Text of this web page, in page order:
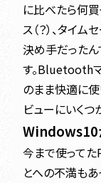
に比べたら何買
ス（？）、タイ
決め手だった
す。Bluetooth
のまま快適に使
ビューにいく
Windows10
今まで使って
とへの不満も